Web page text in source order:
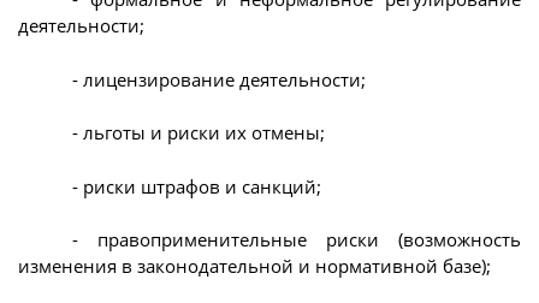
деятельности;
- лицензирование деятельности;
- льготы и риски их отмены;
- риски штрафов и санкций;
- правоприменительные риски (возможность
изменения в законодательной и нормативной базе);